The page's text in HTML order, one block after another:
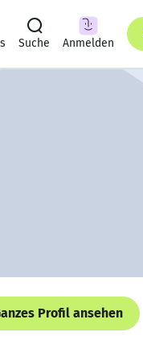
Suche Anmelden
Profil ansehen